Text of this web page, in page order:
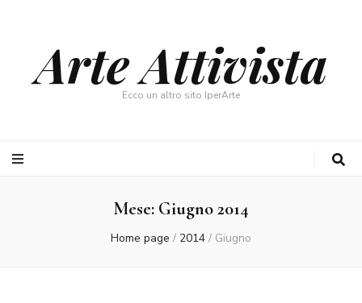
Arte Attivista
Ecco un altro sito IperArte
Mese: Giugno 2014
Home page / 2014 / Giugno